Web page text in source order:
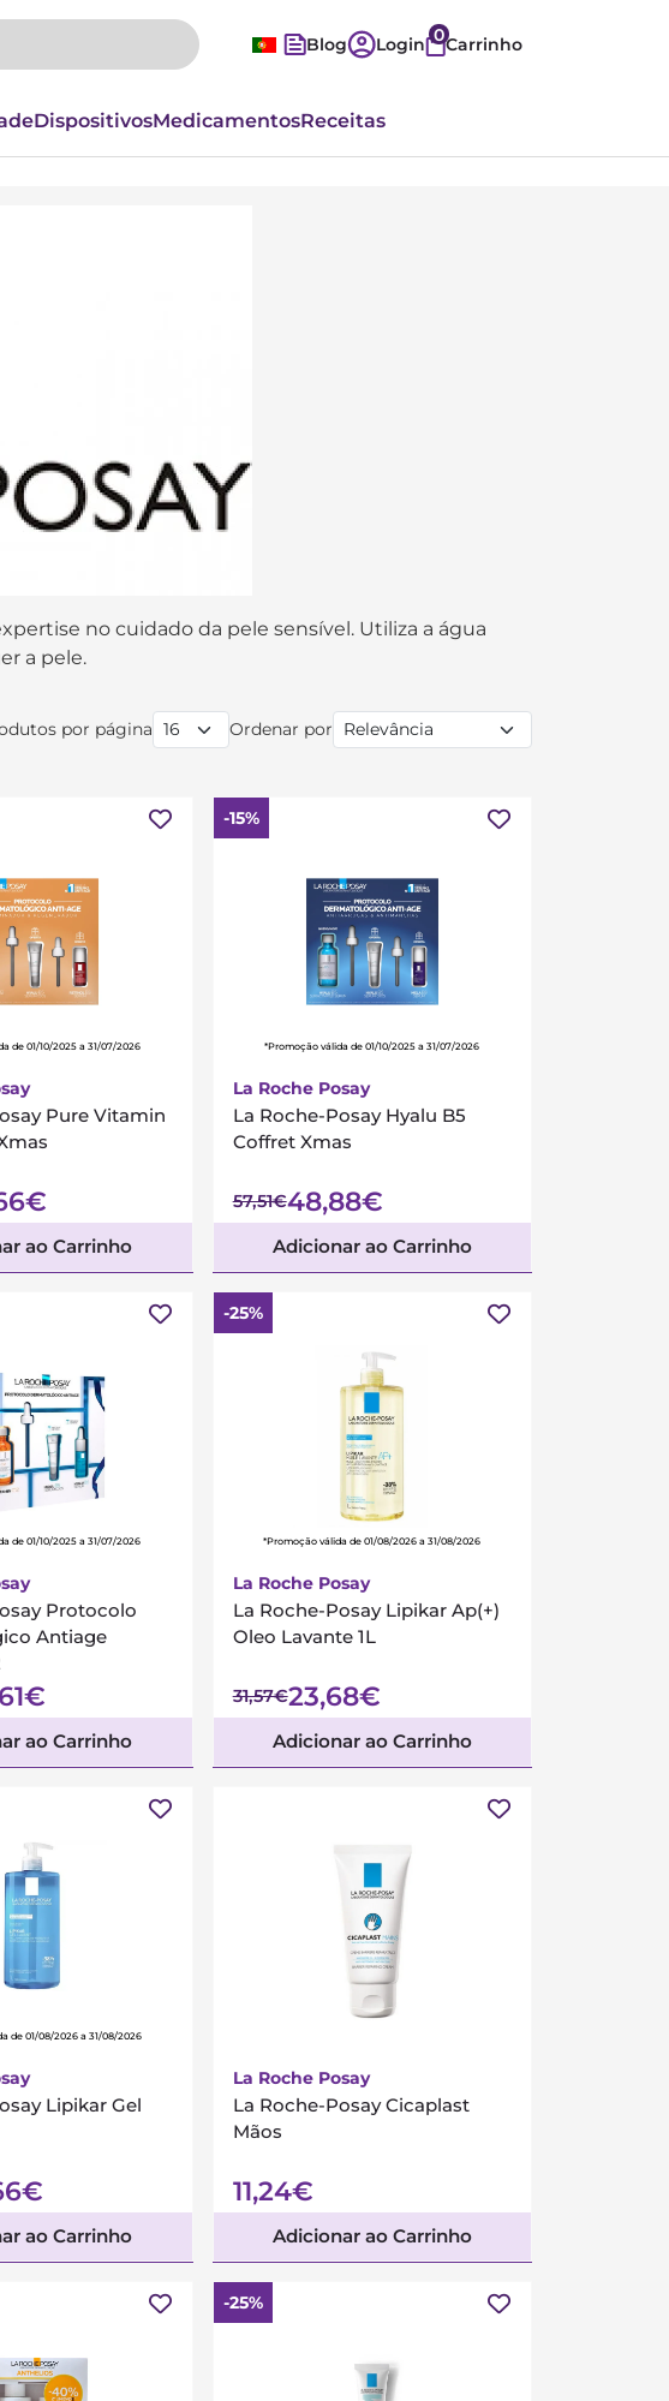
Blog Login 0Carrinho
DispositivosMedicamentosReceitas
no cuidado da pele sensível. Utiliza a água
a pele.
por página Ordenar por
de 01/10/2025 a 31/07/2026
Pure Vitamin
ao Carrinho
-15%
*Promoção válida de 01/10/2025 a 31/07/2026
La Roche Posay
La Roche-Posay Hyalu B5
Coffret Xmas
57,51€48,88€
Adicionar ao Carrinho
de 01/10/2025 a 31/07/2026
Protocolo
Antiage
ao Carrinho
-25%
*Promoção válida de 01/08/2026 a 31/08/2026
La Roche Posay
La Roche-Posay Lipikar Ap(+)
Oleo Lavante 1L
31,57€23,68€
Adicionar ao Carrinho
de 01/08/2026 a 31/08/2026
Lipikar Gel
ao Carrinho
La Roche Posay
La Roche-Posay Cicaplast
Mãos
11,24€
Adicionar ao Carrinho
-25%